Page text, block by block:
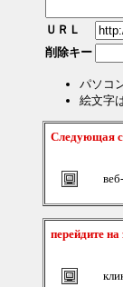
ＵＲＬ
削除キー
パソコ
絵文字
Следующая
перейдите